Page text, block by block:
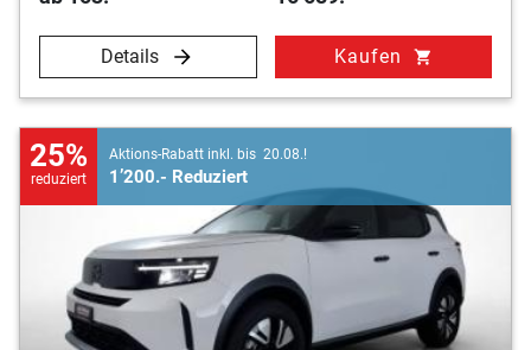
Details Kaufen shopping_cart
25%
reduziert
Aktions-Rabatt inkl. bis 20.08.!
1’200.- Reduziert